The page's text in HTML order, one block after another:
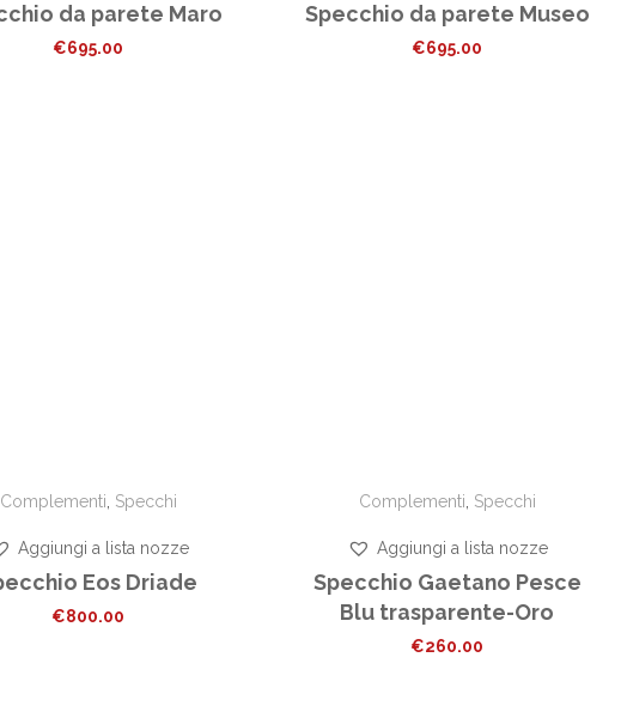
da parete Maro
€695.00
Specchio da parete Museo
€695.00
Complementi, Specchi
Aggiungi a lista nozze
Eos Driade
€800.00
Complementi, Specchi
Aggiungi a lista nozze
Specchio Gaetano Pesce
Blu trasparente-Oro
€260.00